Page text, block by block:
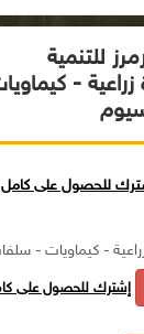
للتنمية
زراعية -
للحصول على كامل
- كيماويات -
إشترك للحصول على